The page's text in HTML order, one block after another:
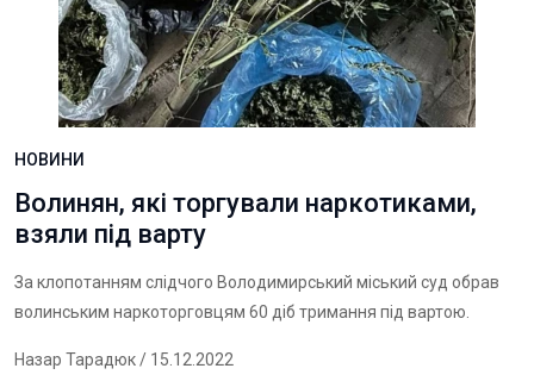
НОВИНИ
Волинян, які торгували наркотиками,
взяли під варту
За клопотанням слідчого Володимирський міський суд обрав
волинським наркоторговцям 60 діб тримання під вартою.
Назар Тарадюк/ 15.12.2022